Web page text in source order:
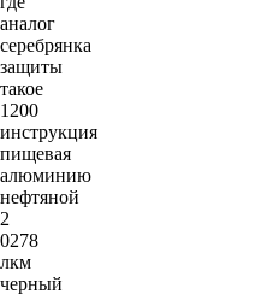
аналог
серебрянка
защиты
такое
1200
инструкция
пищевая
алюминию
нефтяной
2
0278
лкм
черный